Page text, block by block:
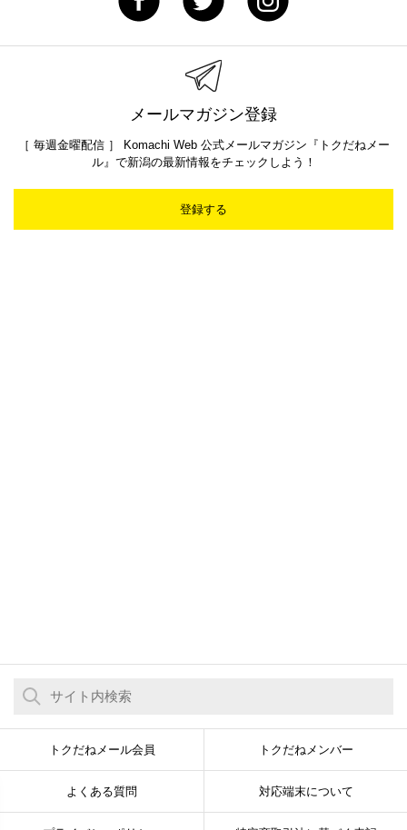
メールマガジン登録
［ 毎週金曜配信 ］ Komachi Web 公式メールマガジン『トクだねメー
ル』で新潟の最新情報をチェックしよう！
登録する
トクだねメール会員 トクだねメンバー
よくある質問 対応端末について